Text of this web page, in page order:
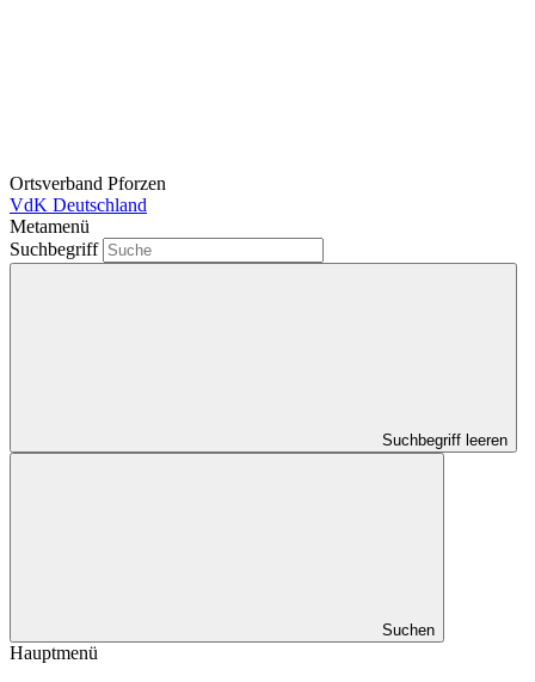
Ortsverband Pforzen
VdK Deutschland
Metamenü
Suchbegriff
Suchbegriff leeren
Suchen
Hauptmenü